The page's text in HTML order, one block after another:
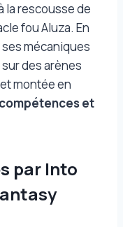
la rescousse de
fou Aluza. En
mécaniques
sur des arènes
montée en
et
par Into